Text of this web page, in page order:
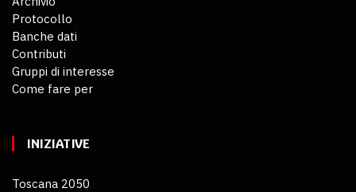
Protocollo
Banche dati
Contributi
Gruppi di interesse
Come fare per
INIZIATIVE
Toscana 2050